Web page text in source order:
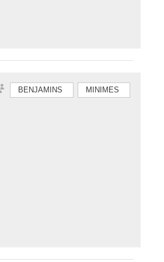
BENJAMINS MINIMES